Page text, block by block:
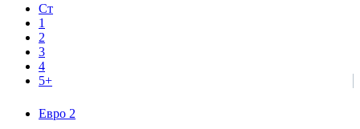
Ст
1
2
3
4
5+
Евро 2